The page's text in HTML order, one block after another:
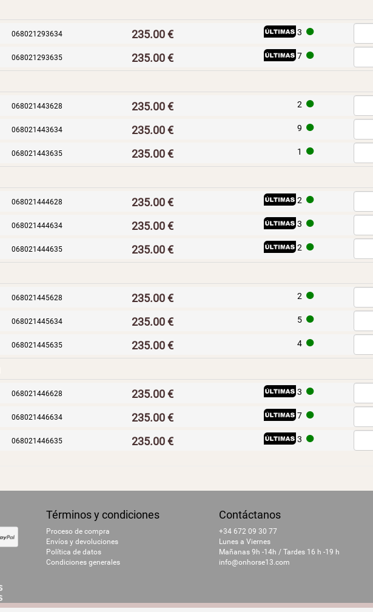
068021293634 235.00 € I3 H
068021293635 235.00 € I7 H
068021443628 235.00 € 2 H
068021443634 235.00 € 9 H
068021443635 235.00 € 1 H
068021444628 235.00 € I2 H
068021444634 235.00 € I3 H
068021444635 235.00 € I2 H
068021445628 235.00 € 2 H
068021445634 235.00 € 5 H
068021445635 235.00 € 4 H
068021446628 235.00 € I3 H
068021446634 235.00 € I7 H
068021446635 235.00 € I3 H
Términos y condiciones
Proceso de compra
Envíos y devoluciones
Política de datos
Condiciones generales
Contáctanos
+34 672 09 30 77
Lunes a Viernes
Mañanas 9h -14h / Tardes 16 h -19 h
info@onhorse13.com